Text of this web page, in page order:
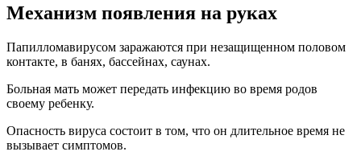
Механизм появления на руках
Папилломавирусом заражаются при незащищенном половом
контакте, в банях, бассейнах, саунах.
Больная мать может передать инфекцию во время родов
своему ребенку.
Опасность вируса состоит в том, что он длительное время не
вызывает симптомов.